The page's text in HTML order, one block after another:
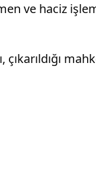
ve haciz